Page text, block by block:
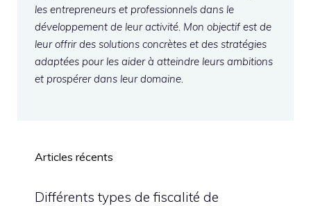
les entrepreneurs et professionnels dans le
développement de leur activité. Mon objectif est de
leur offrir des solutions concrètes et des stratégies
adaptées pour les aider à atteindre leurs ambitions
et prospérer dans leur domaine.
Articles récents
Différents types de fiscalité de